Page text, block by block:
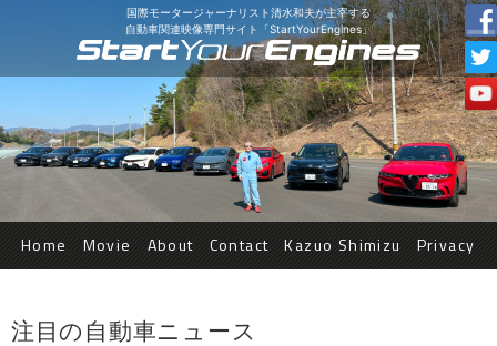
国際モータージャーナリスト清水和夫が主宰する
自動車関連映像専門サイト「StartYourEngines」
Home Movie About Contact Kazuo Shimizu Privacy
注目の自動車ニュース